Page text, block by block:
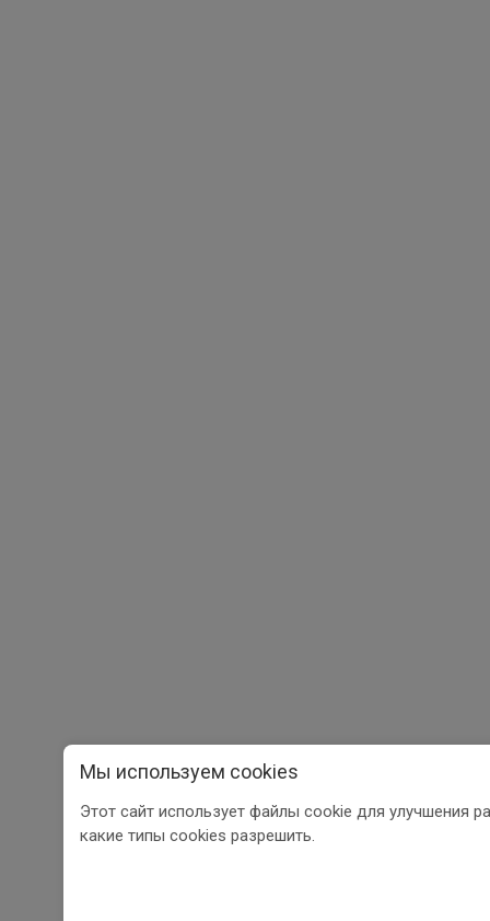
Мы используем cookies
Этот сайт использует файлы cookie для улучшения
какие типы cookies разрешить.